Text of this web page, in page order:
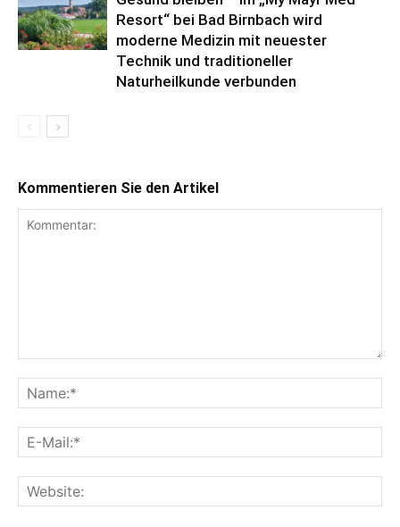
Resort“ bei Bad Birnbach wird
moderne Medizin mit neuester
Technik und traditioneller
Naturheilkunde verbunden
Kommentieren Sie den Artikel